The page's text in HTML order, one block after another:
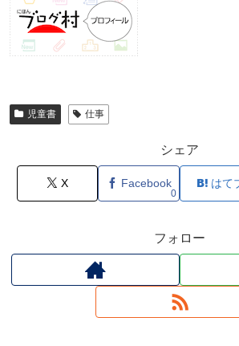
児童書 仕事
シェア
X Facebook
0
はて
フォロー